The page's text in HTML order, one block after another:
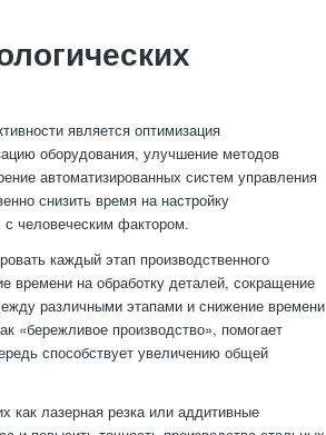
является оптимизация
оборудования, улучшение методов
автоматизированных систем управления
снизить время на настройку
человеческим фактором.
каждый этап производственного
времени на обработку деталей, сокращение
различными этапами и снижение времени
«бережливое производство», помогает
способствует увеличению общей
как лазерная резка или аддитивные